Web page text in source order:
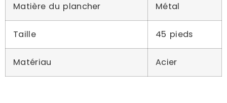
Matière du plancher Métal
Taille 45 pieds
Matériau Acier